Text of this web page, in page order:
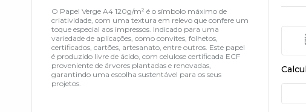
O Papel Verge A4 120g/m² é o símbolo máximo de
criatividade, com uma textura em relevo que confere um
toque especial aos impressos. Indicado para uma
variedade de aplicações, como convites, folhetos,
certificados, cartões, artesanato, entre outros. Este papel
é produzido livre de ácido, com celulose certificada ECF
proveniente de árvores plantadas e renovadas,
garantindo uma escolha sustentável para os seus
projetos.